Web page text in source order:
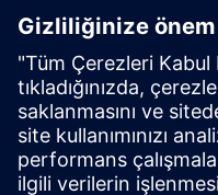
SIMATIC
Siemens mühendislik
yapılandırma ve izleme